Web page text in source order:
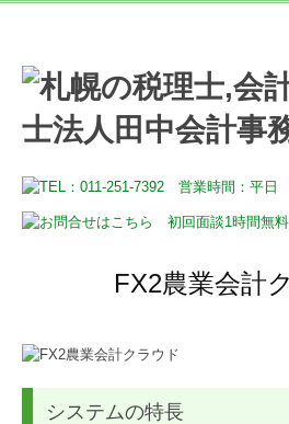
HOME
税務・会計
経営サポート
デジタル化支援
FX2農業会計
システムの特長